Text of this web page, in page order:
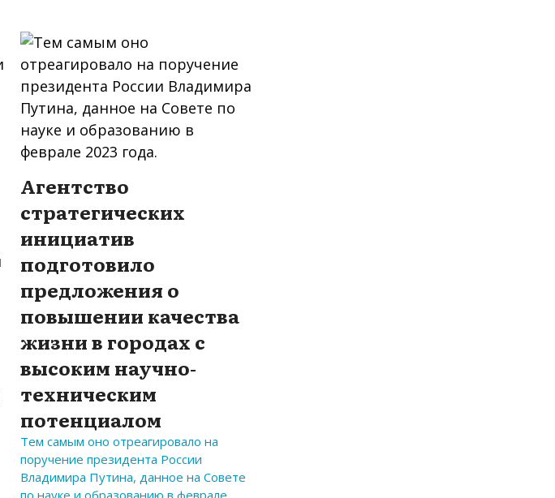
Агентство
стратегических
инициатив
подготовило
предложения о
повышении качества
жизни в городах с
высоким научно-
техническим
потенциалом
Тем самым оно отреагировало на
поручение президента России
Владимира Путина, данное на Совете
по науке и образованию в феврале…